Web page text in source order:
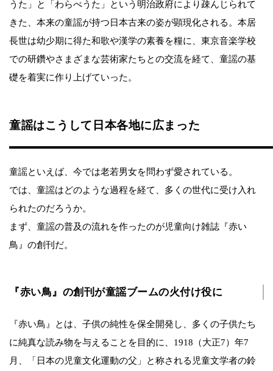
うた」と「わらべうた」という明治政府により疎んじられて
きた、本来の童謡が持つ日本古来の姿が顕現化される。本居
長世は幼少期に得た和歌や漢学の素養を糧に、東京音楽学校
での研鑽やさまざまな芸術家たちとの交流を経て、童謡の基
礎を着実に作り上げていった。
童謡はこうして日本各地に広まった
童謡といえば、今では老若男女を問わず愛されている。
では、童謡はどのような過程を経て、多くの世代に受け入れ
られたのだろうか。
まず、童謡の普及の流れを作ったのが児童向け雑誌『赤い
鳥』の創刊だ。
『赤い鳥』の創刊が童謡ブームの火付け役に
『赤い鳥』とは、子供の純性を保全開発し、多くの子供たち
に純真な読み物を与えることを目的に、1918（大正7）年7
月、「日本の児童文化運動の父」と称される児童文学者の鈴